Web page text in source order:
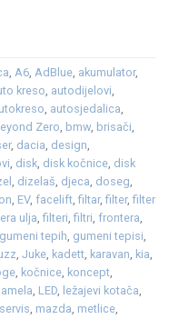
, A6, AdBlue, akumulator,
kreso, autodijelovi,
, autosjedalica,
Zero, bmw, brisači,
, dacia, design,
, disk, disk kočnice, disk
, dizelaš, djeca, doseg,
, EV, facelift,filtar,filter,filter
ulja,filteri,filtri, frontera,
gumeni tepih, gumeni tepisi,
, Juke, kadett, karavan, kia,
, kočnice, koncept,
lamela, LED, ležajevi kotača,
, mazda, metlice,